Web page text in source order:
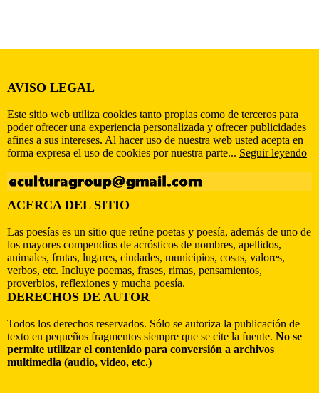
AVISO LEGAL
Este sitio web utiliza cookies tanto propias como de terceros para
poder ofrecer una experiencia personalizada y ofrecer publicidades
afines a sus intereses. Al hacer uso de nuestra web usted acepta en
forma expresa el uso de cookies por nuestra parte... Seguir leyendo
ACERCA DEL SITIO
Las poesías es un sitio que reúne poetas y poesía, además de uno de
los mayores compendios de acrósticos de nombres, apellidos,
animales, frutas, lugares, ciudades, municipios, cosas, valores,
verbos, etc. Incluye poemas, frases, rimas, pensamientos,
proverbios, reflexiones y mucha poesía.
DERECHOS DE AUTOR
Todos los derechos reservados. Sólo se autoriza la publicación de
texto en pequeños fragmentos siempre que se cite la fuente. No se
permite utilizar el contenido para conversión a archivos
multimedia (audio, video, etc.)